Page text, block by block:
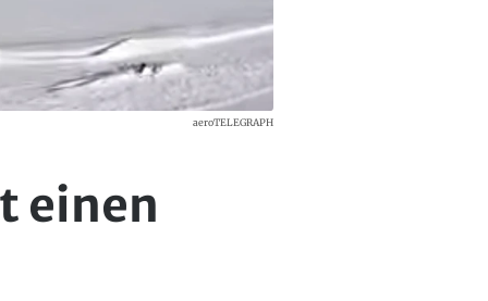
aeroTELEGRAPH
einen